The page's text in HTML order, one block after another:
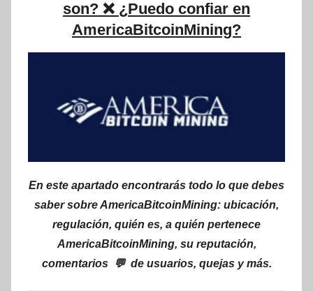
Estafado.comson? ❌ ¿Puedo confiar en
AmericaBitcoinMining?
En este apartado encontrarás todo lo que debes
saber sobre AmericaBitcoinMining: ubicación,
regulación, quién es, a quién pertenece
AmericaBitcoinMining, su reputación,
comentarios 💬 de usuarios, quejas y más.